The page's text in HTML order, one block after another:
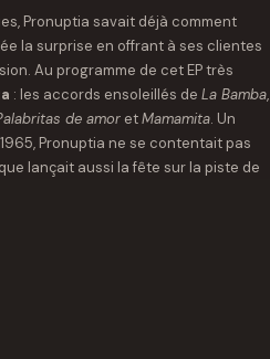
Pronuptia savait déjà comment
la surprise en offrant à ses clientes
Au programme de cet EP très
: les accords ensoleillés de La Bamba,
de amoretMamamita. Un
Pronuptia ne se contentait pas
lançait aussi la fête sur la piste de